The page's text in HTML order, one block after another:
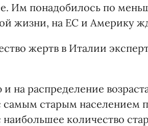
Им понадобилось по
жизни, на ЕС и Америку
жертв в Италии
на распределение
самым старым
количество